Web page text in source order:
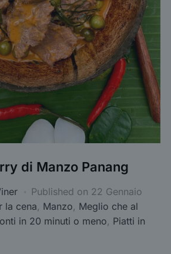
di Manzo Panang
Published on 22 Gennaio
la cena, Manzo, Meglio che al
in 20 minuti o meno, Piatti in